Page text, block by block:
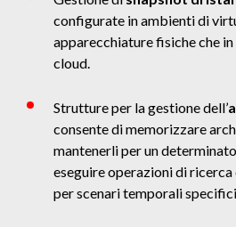
configurate in ambienti di
apparecchiature fisiche che
cloud.
Strutture per la gestione dell’
consente di memorizzare
mantenerli per un
eseguire operazioni di
per scenari temporali